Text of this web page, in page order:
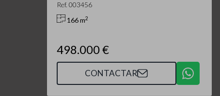
Ref. 003456
166 m2
498.000 €
CONTACTAR